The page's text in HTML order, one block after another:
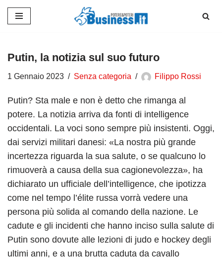
contenuto
Putin, la notizia sul suo futuro
1 Gennaio 2023 Senza categoria Filippo Rossi
Putin? Sta male e non è detto che rimanga al
potere. La notizia arriva da fonti di intelligence
occidentali. La voci sono sempre più insistenti. Oggi,
dai servizi militari danesi: «La nostra più grande
incertezza riguarda la sua salute, o se qualcuno lo
rimuoverà a causa della sua cagionevolezza», ha
dichiarato un ufficiale dell’intelligence, che ipotizza
come nel tempo l’élite russa vorrà vedere una
persona più solida al comando della nazione. Le
cadute e gli incidenti che hanno inciso sulla salute di
Putin sono dovute alle lezioni di judo e hockey degli
ultimi anni, e a una brutta caduta da cavallo